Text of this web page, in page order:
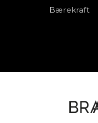
Bærekraft